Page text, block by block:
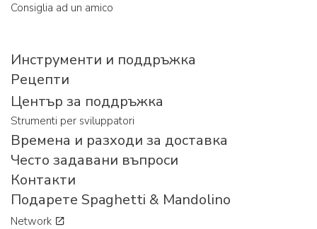
Consiglia ad un amico
Инструменти и поддръжка
Рецепти
Център за поддръжка
Strumenti per sviluppatori
Времена и разходи за доставка
Често задавани въпроси
Контакти
Подарете Spaghetti & Mandolino
Network